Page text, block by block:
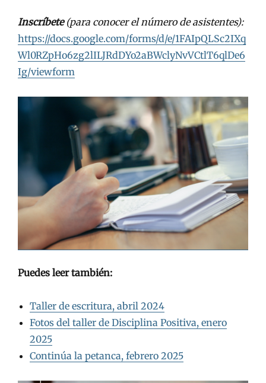
Inscríbete(para conocer el número de asistentes):
https://docs.google.com/forms/d/e/1FAIpQLSc2IXq
Wl0RZpHo6zg2lILJRdDYo2aBWclyNvVCtlT6qlDe6
Ig/viewform
Puedes leer también:
Taller de escritura, abril 2024
Fotos del taller de Disciplina Positiva, enero
2025
Continúa la petanca, febrero 2025